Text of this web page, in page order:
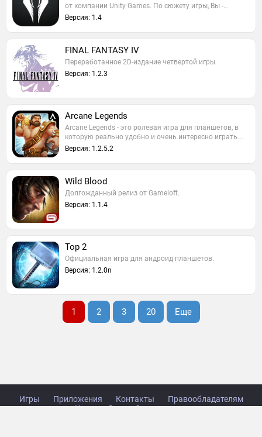
от компании Unity Games. По сюжету игры, Вы -…
Версия: 1.4
FINAL FANTASY IV
Переработанное 2D-издание четвертой игры.
Версия: 1.2.3
Arcane Legends
Arcane Legends - это ролевая игра для планшетов, в
которую реально удобно и очень интересно играть.…
Версия: 1.2.5.2
Wild Blood
Долгожданный релиз от Gameloft.
Версия: 1.1.4
Тор 2
Официальная игра для андроид планшетов.
Версия: 1.2.0n
1 2 3 20 Еще
Игры Приложения Контакты
Правообладателям
Карта сайта
Стол заказов